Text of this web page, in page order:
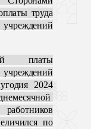
труда
платы
2024
по